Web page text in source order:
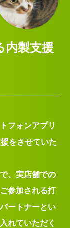
内製支援
フォンアプリ
をさせていた
、実店舗での
参加される打
ートナーとい
れていただく